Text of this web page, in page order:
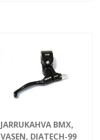
JARRUKAHVA BMX,
VASEN, DIATECH-99